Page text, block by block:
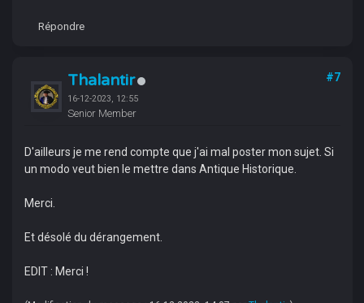
Répondre
Thalantir
16-12-2023, 12:55
Senior Member
#7
D'ailleurs je me rend compte que j'ai mal poster mon sujet. Si
un modo veut bien le mettre dans Antique Historique.
Merci.
Et désolé du dérangement.
EDIT : Merci !